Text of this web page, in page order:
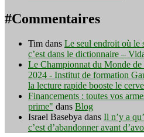
#Commentaires
Tim dans Le seul endroit où le
c’est dans le dictionnaire –
Le Championnat du Monde
2024 - Institut de formation
la lecture rapide booste le
Financements : toutes vos
prime" dans Blog
Israel Basebya dans Il n’y a
c’est d’abandonner avant